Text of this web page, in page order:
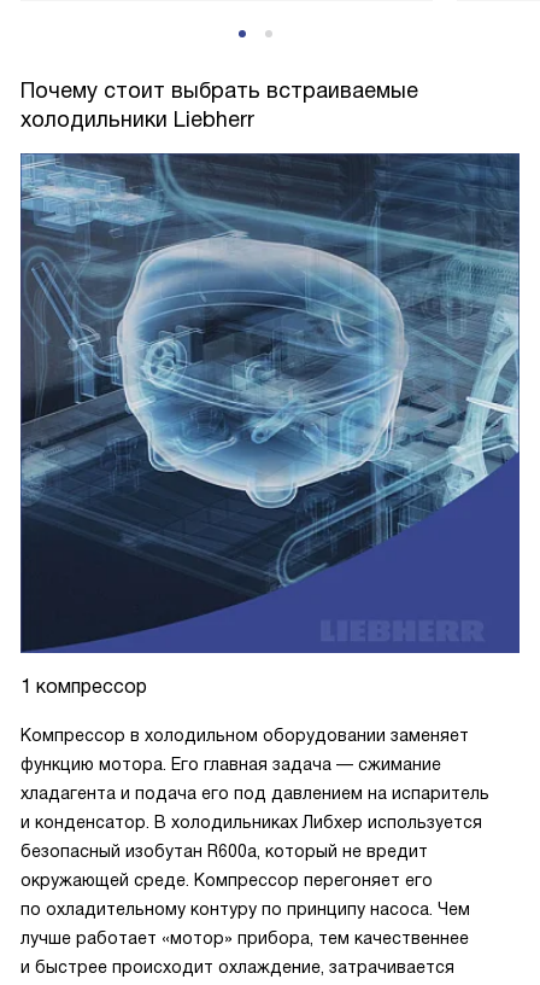
которая, в свою очередь работает как часы, ни разу не
подвела, разблокировка происходит так же просто. Есть
хранения овощей и фруктов, помогает лучше
ориентироваться в холодильнике, как бы странно это не
звучало, ну и конечно же хранятся эти продукты дольше,
чем они хранились в старом холодильнике. Могу ещё
отметить режим вечеринки, который помогает охладить
достаточно быстро блюда гостей и для гостей. В
заключении могу сказать что если вы ищете качественный,
прочный, многофункциональный холодильник по
достойной цене, то берите этот, но выбор, конечно за
вами, мне этот холодильник уж очень понравился!
Почему стоит выбрать встраиваемые
холодильники Liebherr
1 компрессор
Компрессор в холодильном оборудовании заменяет
функцию мотора. Его главная задача — сжимание
хладагента и подача его под давлением на испаритель
и конденсатор. В холодильниках Либхер используется
безопасный изобутан R600a, который не вредит
окружающей среде. Компрессор перегоняет его
по охладительному контуру по принципу насоса. Чем
лучше работает «мотор» прибора, тем качественнее
и быстрее происходит охлаждение, затрачивается